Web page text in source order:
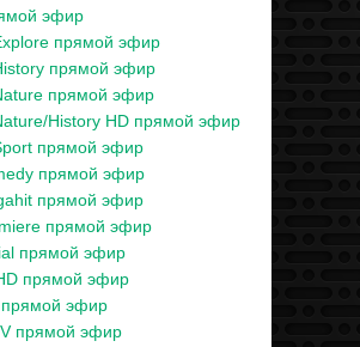
эфир
прямой эфир
прямой эфир
прямой эфир
History HD прямой эфир
прямой эфир
прямой эфир
прямой эфир
прямой эфир
прямой эфир
прямой эфир
эфир
прямой эфир